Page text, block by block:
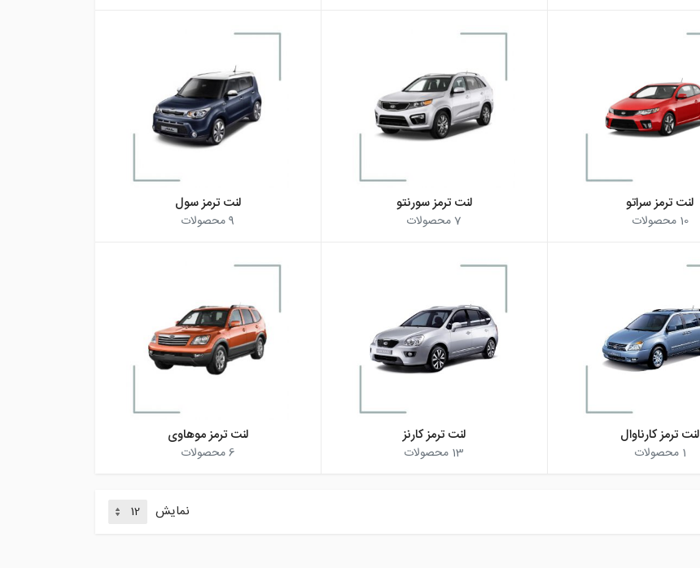
لنت ترمز سراتو
10 محصولات
لنت ترمز سورنتو
7محصولات
لنت ترمز سول
9محصولات
لنت ترمز کارناوال
1 محصولات
لنت ترمز کارنز
13 محصولات
لنت ترمز موهاوی
6محصولات
نمایش